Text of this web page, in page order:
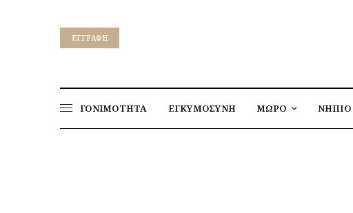
EΓΓΡΑΦΉ
ΓΟΝΙΜΟΤΗΤΑ ΕΓΚΥΜΟΣΥΝΗ ΜΩΡΟ ΝΗΠΙΟ